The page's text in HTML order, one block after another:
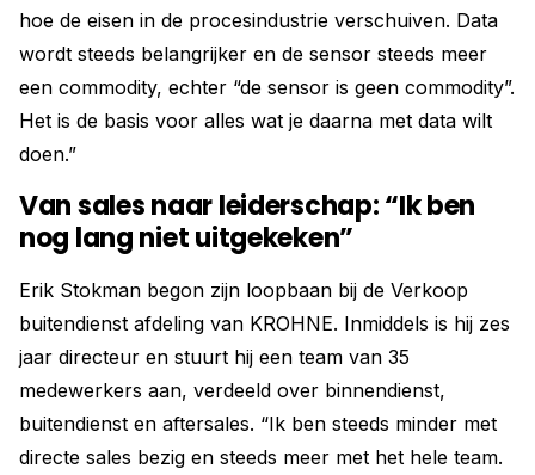
hoe de eisen in de procesindustrie verschuiven. Data
wordt steeds belangrijker en de sensor steeds meer
een commodity, echter “de sensor is geen commodity”.
Het is de basis voor alles wat je daarna met data wilt
doen.”
Van sales naar leiderschap: “Ik ben
nog lang niet uitgekeken”
Erik Stokman begon zijn loopbaan bij de Verkoop
buitendienst afdeling van KROHNE. Inmiddels is hij zes
jaar directeur en stuurt hij een team van 35
medewerkers aan, verdeeld over binnendienst,
buitendienst en aftersales. “Ik ben steeds minder met
directe sales bezig en steeds meer met het hele team.